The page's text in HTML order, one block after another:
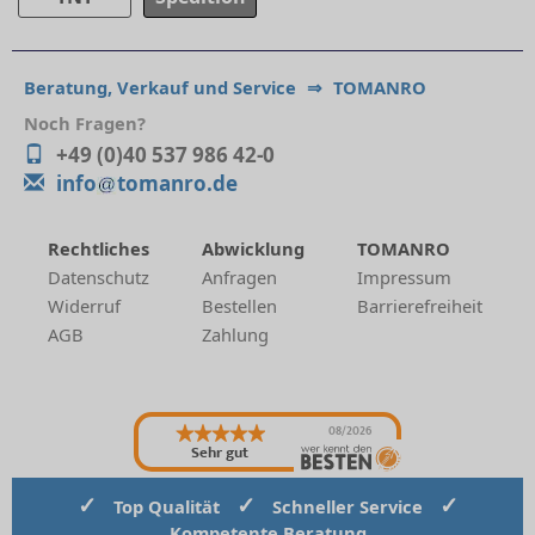
Beratung, Verkauf und Service ⇒ TOMANRO
Noch Fragen?
+49 (0)40 537 986 42-0
info
tomanro.de
Rechtliches
Datenschutz
Widerruf
AGB
Abwicklung
Anfragen
Bestellen
Zahlung
TOMANRO
Impressum
Barrierefreiheit
Sehr gut
08/2026
✓ Top Qualität ✓ Schneller Service ✓